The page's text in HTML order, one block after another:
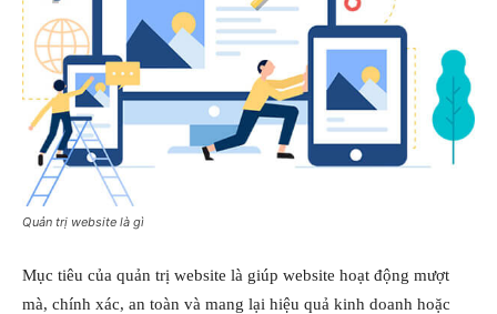
Quản trị website là gì
Mục tiêu của quản trị website là giúp website hoạt động mượt
mà, chính xác, an toàn và mang lại hiệu quả kinh doanh hoặc